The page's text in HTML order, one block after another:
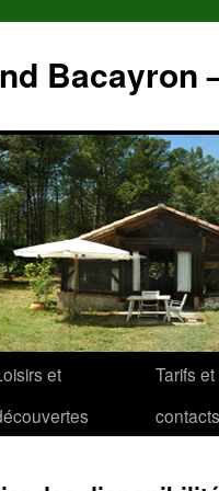
Bacayron
et
Tarifs et
contacts